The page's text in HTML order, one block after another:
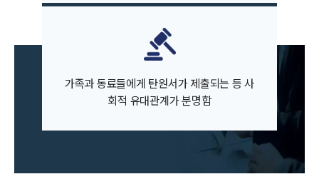
오시는 길
글로벌 파트너 로펌
고객의 소리
통합검색
업무사례
사례분석/최신동향
가족과 동료들에게 탄원서가 제출되는 등 사
회적 유대관계가 분명함